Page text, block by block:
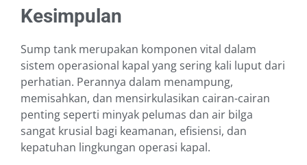
Kesimpulan
Sump tank merupakan komponen vital dalam
sistem operasional kapal yang sering kali luput dari
perhatian. Perannya dalam menampung,
memisahkan, dan mensirkulasikan cairan-cairan
penting seperti minyak pelumas dan air bilga
sangat krusial bagi keamanan, efisiensi, dan
kepatuhan lingkungan operasi kapal.